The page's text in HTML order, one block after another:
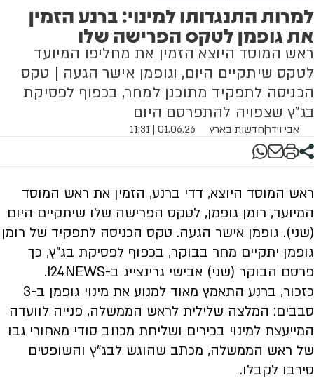
למרות התנגדותו למינוי: ברנע הזמין
את גופמן לטקס הפרישה שלו
ראש המוסד היוצא הזמין את מחליפו המיועד
לטקס שיתקיים היום, וגופמן אישר הגעה | טקס
הכניסה לתפקיד מתוכנן למחר, בכפוף לפסיקת
בג"ץ שצפויה להתפרסם היום
אבי וידר|חדשות בארץ 01.06.26 | 11:31
ראש המוסד היוצא, דדי ברנע, הזמין את ראש המוסד
המיועד, רומן גופמן, לטקס הפרישה שלו שיתקיים היום
(שני). גופמן אישר הגעה. טקס הכניסה לתפקיד של רומן
גופמן יתקיים מחר בבוקר, בכפוף לפסיקת בג"ץ, כך
פרסם הבוקר (שני) אבישי גרינצייג ב-I24NEWS.
כזכור, ברנע התאמץ מאוד למנוע את מינוי גופמן ב-3
סבבים: המלצה שלילית לראש הממשלה, פנייה לוועדה
המייעצת למינוי בכירים ושליחת מכתב סודי מאחורי גבו
של ראש הממשלה, מכתב שהוגש לבג"ץ והשופטים
סירבו לקבלו.